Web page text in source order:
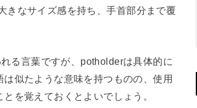
きなサイズ感を持ち、手首部分まで覆
る言葉ですが、potholderは具体的に
は似たような意味を持つものの、使用
を覚えておくとよいでしょう。